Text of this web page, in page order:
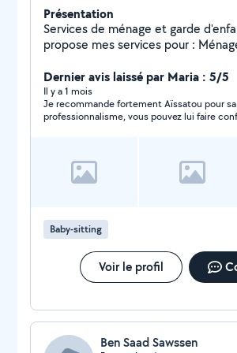
Présentation
Services de ménage et garde d'enfants
propose mes services pour : Ménage et entretien de la
Personne sérieuse, ponctuelle et de
Disponible en semaine et le week-
besoins. Secteur : Grasse et alentours N'hésitez pas à
me contacter pour plus
Dernier avis laissé par Maria : 5/5
Il y a 1 mois
Je recommande fortement Aïssatou pour
professionnalisme, vous pouvez lui faire
Baby-sitting
Voir le profil
Ben Saad Sawssen